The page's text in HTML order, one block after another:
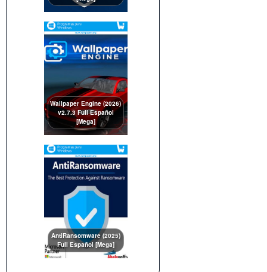
Wallpaper Engine (2026)
v2.7.3 Full Español
[Mega]
AntiRansomware (2025)
Full Español [Mega]